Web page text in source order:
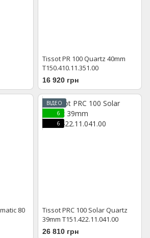
Tissot PR 100 Quartz 40mm
T150.410.11.351.00
16 920 грн
80
ВІДЕО
6
6
Tissot PRC 100 Solar Quartz
39mm T151.422.11.041.00
26 810 грн